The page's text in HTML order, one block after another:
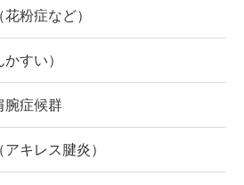
粉症など）
すい）
腕症候群
キレス腱炎）